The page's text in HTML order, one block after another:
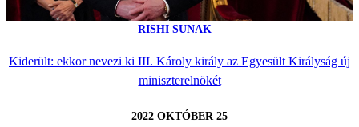
RISHI SUNAK
Kiderült: ekkor nevezi ki III. Károly király az Egyesült Királyság új
miniszterelnökét
2022 OKTÓBER 25